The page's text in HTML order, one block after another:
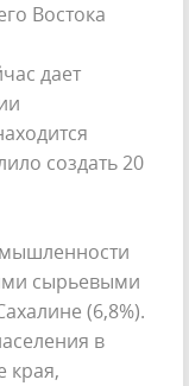
Востока
дает
создать 20
сырьевыми
(6,8%).
в
края,